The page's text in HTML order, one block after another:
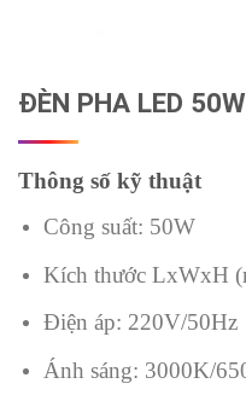
ĐÈN PHA LED
Thông số kỹ thuật
Công suất: 50W
Kích thước LxWxH
Điện áp: 220V/50Hz
Ánh sáng: 3000K/